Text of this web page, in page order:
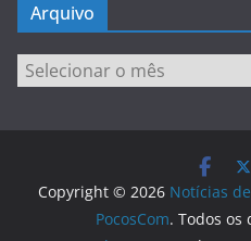
Arquivo
Arquivo
Copyright © 2026 Notícias
PocosCom. Todos os